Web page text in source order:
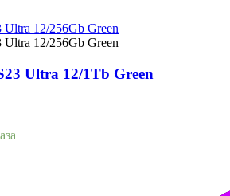
Ultra 12/1Tb Green